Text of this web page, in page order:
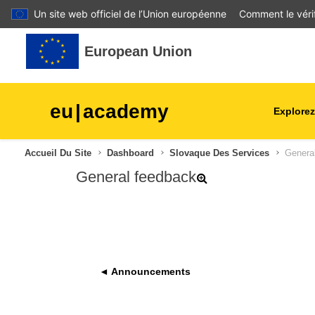
Un site web officiel de l’Union européenne
Comment le
Passer au contenu principal
European Union
eu|academy
agriculture et
données, numérique et
Accueil Du Site Dashboard Slovaque Des Services
General feedback
◄ Announcements